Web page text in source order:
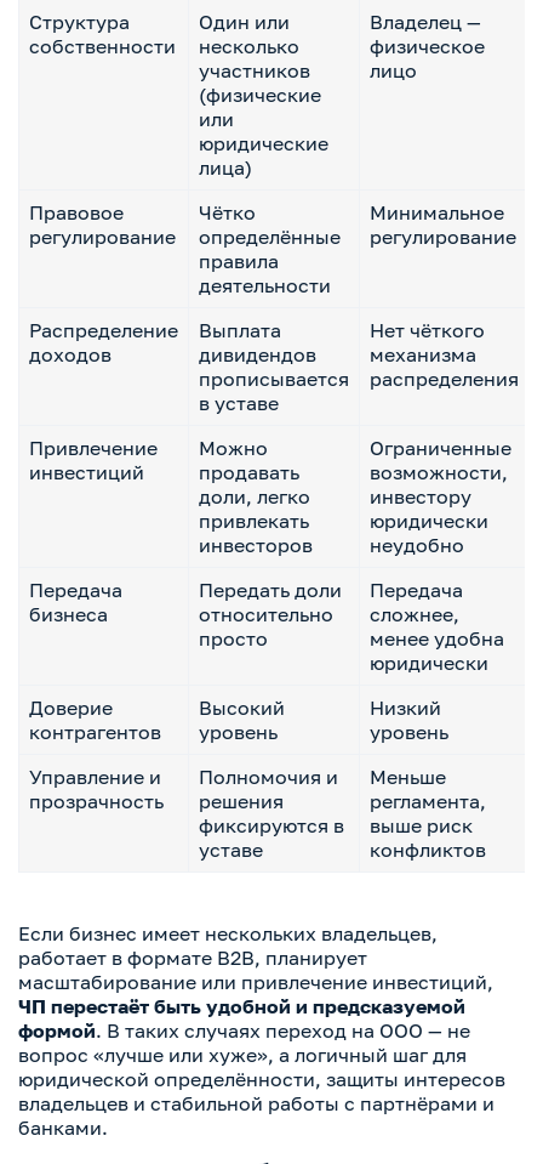
Структура
собственности
Один или
несколько
участников
(физические
или
юридические
лица)
Владелец —
физическое
лицо
Правовое
регулирование
Чётко
определённые
правила
деятельности
Минимальное
регулирование
Распределение
доходов
Выплата
дивидендов
прописывается
в уставе
Нет чёткого
механизма
распределения
Привлечение
инвестиций
Можно
продавать
доли, легко
привлекать
инвесторов
Ограниченные
возможности,
инвестору
юридически
неудобно
Передача
бизнеса
Передать доли
относительно
просто
Передача
сложнее,
менее удобна
юридически
Доверие
контрагентов
Высокий
уровень
Низкий
уровень
Управление и
прозрачность
Полномочия и
решения
фиксируются в
уставе
Меньше
регламента,
выше риск
конфликтов
Если бизнес имеет нескольких владельцев,
работает в формате B2B, планирует
масштабирование или привлечение инвестиций,
ЧП перестаёт быть удобной и предсказуемой
формой. В таких случаях переход на ООО — не
вопрос «лучше или хуже», а логичный шаг для
юридической определённости, защиты интересов
владельцев и стабильной работы с партнёрами и
банками.